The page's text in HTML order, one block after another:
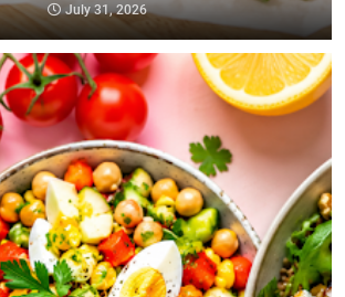
July 31, 2026